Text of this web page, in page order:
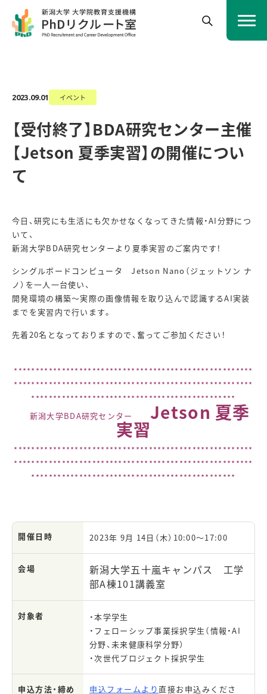
2023.09.01 イベント
【受付終了】BDA研究センター主催
【Jetson 夏季実習】の開催につい
て
今日、研究にも生活にも欠かせなくなってきた情報・AI分野につ
いて、
新潟大学BDA研究センターより夏季実習のご案内です！
シングルボードコンピュータ Jetson Nano（ジェットソン ナ
ノ）を一人一台使い、
開発環境の構築～実際の画像情報を取り込んで認識するAI実装
までを実習内で行います。
先着20名となっておりますので、奮ってご参加ください！
*******************************************************
*******************************************************
***********************************************
新潟大学BDA研究センター
Jetson 夏季
実習
*******************************************************
*******************************************************
***********************************************
開催日時 2023年 9月 14日（木）10:00～17:00
会場
新潟大学五十嵐キャンパス 工学
部A棟101講義室
対象者
・本学学生
・フェローシップ事業採択学生（情報・AI
分野、未来健康科学分野）
・次世代プロジェクト採択学生
申込方法・締め
申込フォームより直接お申込みくださ